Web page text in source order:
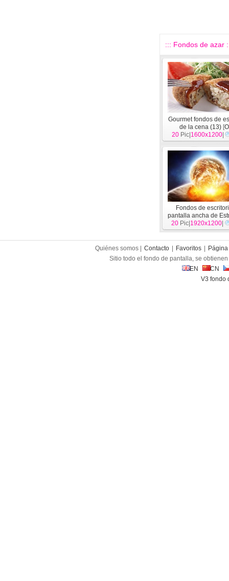
::: Fondos de azar
Gourmet fondos de
de la cena (13) [
20 Pic| 1600x1200
Fondos de
pantalla ancha de
la Tierra (1)[
20 Pic| 1920x1200
Quiénes somos | Contacto Favoritos
Sitio todo el fondo de pantalla, se
EN
CN
V3 fondo